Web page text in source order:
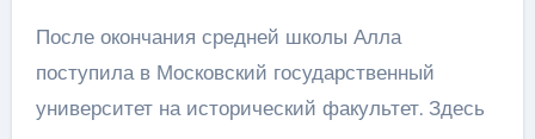
После окончания средней школы Алла
поступила в Московский государственный
университет на исторический факультет. Здесь